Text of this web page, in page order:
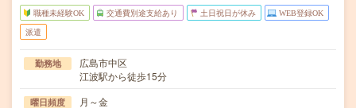
職種未経験OK 交通費別途支給あり 土日祝日が休み WEB登録OK
派遣
勤務地
広島市中区
江波駅から徒歩15分
曜日頻度 月～金